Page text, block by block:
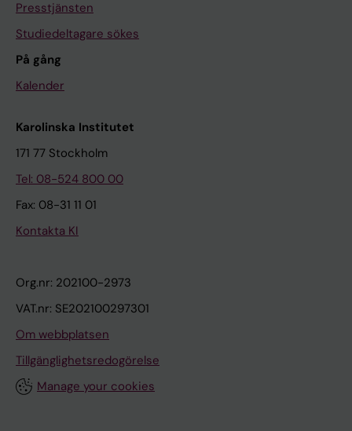
Presstjänsten
Studiedeltagare sökes
På gång
Kalender
Karolinska Institutet
171 77 Stockholm
Tel: 08-524 800 00
Fax: 08-31 11 01
Kontakta KI
Org.nr: 202100-2973
VAT.nr: SE202100297301
Om webbplatsen
Tillgänglighetsredogörelse
Manage your cookies